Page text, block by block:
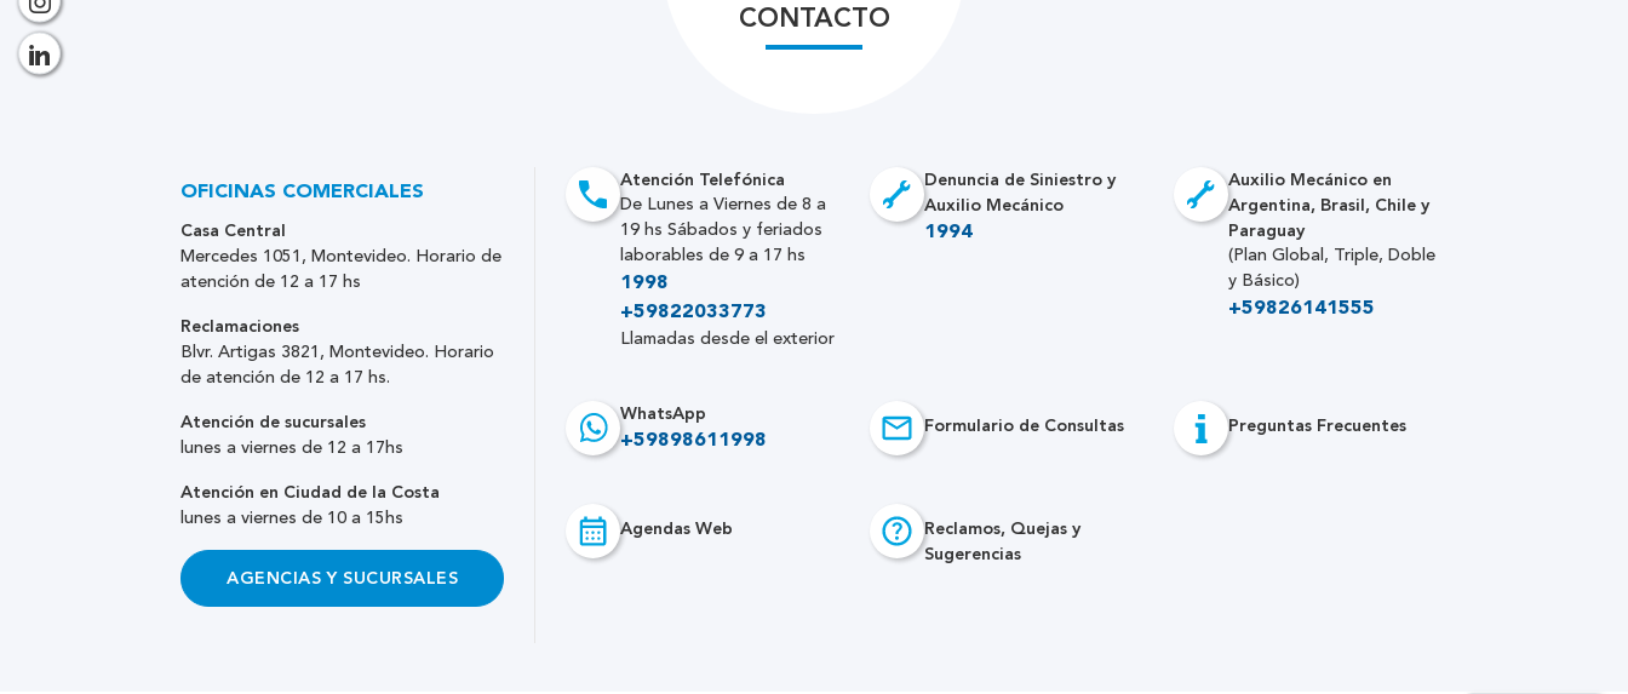
CONTACTO
Atención Telefónica
De Lunes a Viernes de 8 a
19 hs Sábados y feriados
laborables de 9 a 17 hs
1998
+59822033773
Llamadas desde el exterior
Denuncia de Siniestro y
Auxilio Mecánico
1994
Auxilio Mecánico en
Argentina, Brasil, Chile y
Paraguay
(Plan Global, Triple, Doble
y Básico)
+59826141555
WhatsApp
+59898611998
Formulario de Consultas Preguntas Frecuentes
Agendas Web
Reclamos, Quejas y
Sugerencias
OFICINAS COMERCIALES
Casa Central
Mercedes 1051, Montevideo. Horario de
atención de 12 a 17 hs
Reclamaciones
Blvr. Artigas 3821, Montevideo. Horario
de atención de 12 a 17 hs.
Atención de sucursales
lunes a viernes de 12 a 17hs
Atención en Ciudad de la Costa
lunes a viernes de 10 a 15hs
AGENCIAS Y SUCURSALES